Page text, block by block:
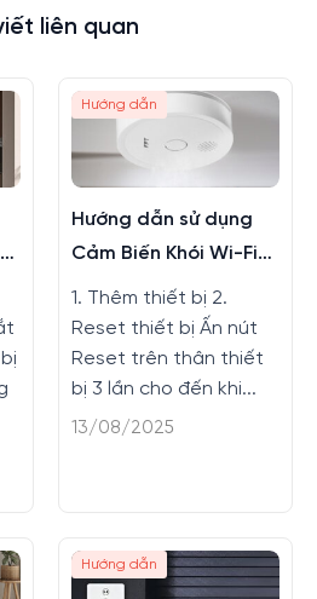
liên quan
Hướng dẫn
Hướng dẫn sử dụng
Cảm Biến Khói Wi-Fi
Bluetooth
1. Thêm thiết bị 2.
Reset thiết bị Ấn nút
Reset trên thân thiết
bị 3 lần cho đến khi...
13/08/2025
Hướng dẫn